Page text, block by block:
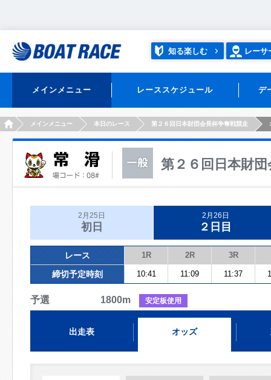
知る楽しむ レーサ
メインメニュー レーススケジュール デ
HOMEメインメニュー 本日のレース 第２６回日本財団会長杯争奪戦競走
第２６回日本財
2月25日
初日
2月26日
２日目
レース 1R 2R 3R
締切予定時刻 10:41 11:09 11:37
予選 1800m 安定板使用
出走表 オッズ